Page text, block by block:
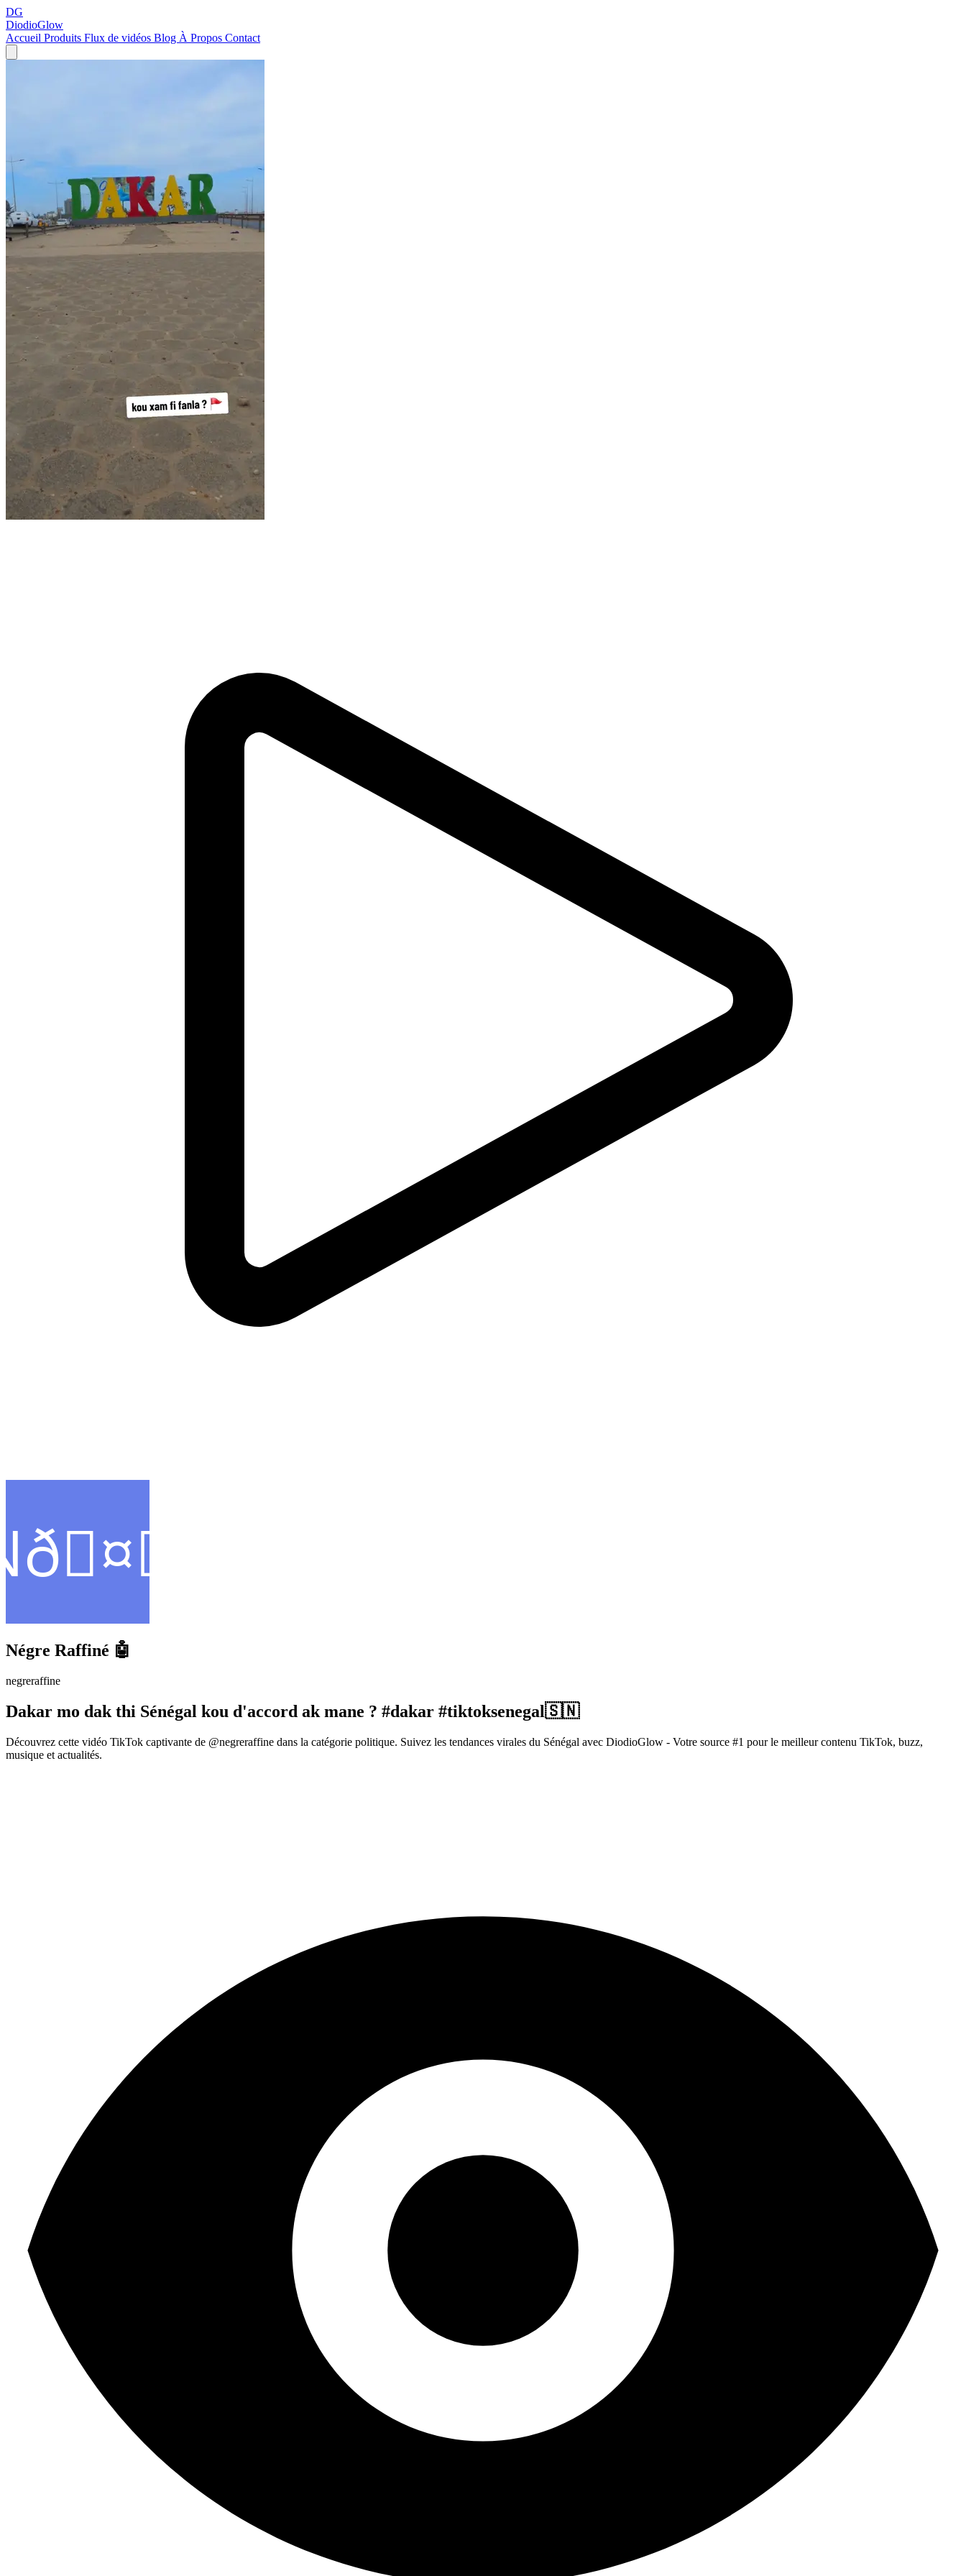
DG
DiodioGlow
Accueil Produits Flux de vidéos Blog À Propos Contact
Négre Raffiné 🤖
negreraffine
Dakar mo dak thi Sénégal kou d'accord ak mane ? #dakar #tiktoksenegal🇸🇳
Découvrez cette vidéo TikTok captivante de @negreraffine dans la catégorie politique. Suivez les tendances virales du Sénégal avec DiodioGlow - Votre source #1 pour le meilleur contenu TikTok, buzz,
musique et actualités.